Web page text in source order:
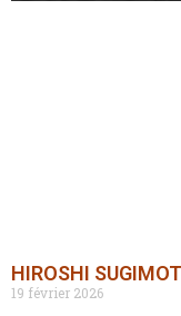
HIROSHI
19 février 2026